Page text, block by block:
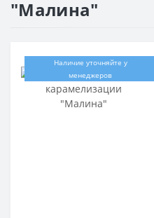
"Малина"
Наличие уточняйте у
менеджеров